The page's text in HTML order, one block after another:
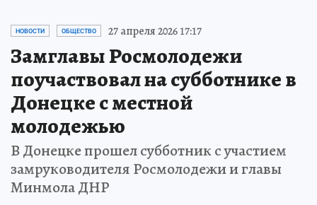
НОВОСТИ ОБЩЕСТВО 27 апреля 2026 17:17
Замглавы Росмолодежи
поучаствовал на субботнике в
Донецке с местной
молодежью
В Донецке прошел субботник с участием
замруководителя Росмолодежи и главы
Минмола ДНР